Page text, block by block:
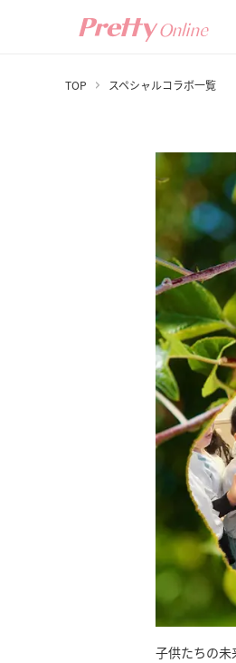
TOP スペシャルコラボ一覧
子供たちの未